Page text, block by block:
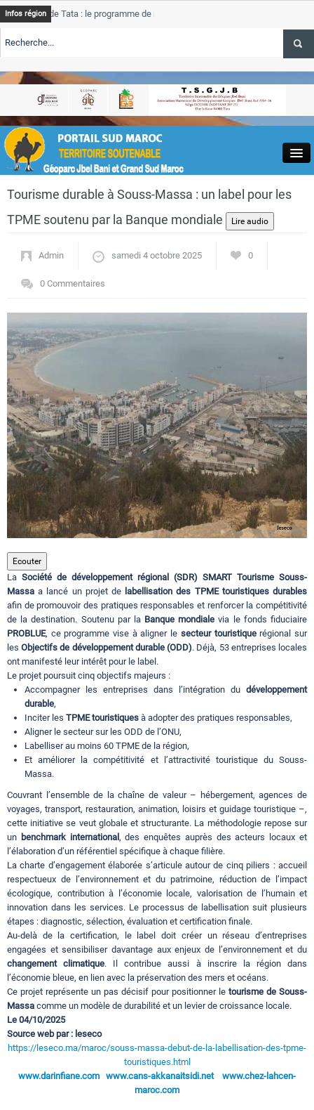
Close
Actualités
Circuits touristiques
Tourisme
Régions
Hotels
Evenements
Contact
Infos région
de Tata : le programme de rehabilitation post-inondations
TSGJB Tourisme : l’ONMT renforce l’aerien a Dakhla et
Tata
TSGJB Tourisme au Maroc : Transavia renforce les vols Paris-
Tourisme durable à Souss-Massa : un label pour les
TPME soutenu par la Banque mondiale
Admin samedi 4 octobre 2025 0
0 Commentaires
Ecouter
La Société de développement régional (SDR) SMART Tourisme Souss-
Massa a lancé un projet de labellisation des TPME touristiques durables
afin de promouvoir des pratiques responsables et renforcer la compétitivité
de la destination. Soutenu par la Banque mondiale via le fonds fiduciaire
PROBLUE, ce programme vise à aligner le secteur touristiquerégional sur
lesObjectifs de développement durable (ODD). Déjà, 53 entreprises locales
ont manifesté leur intérêt pour le label.
Le projet poursuit cinq objectifs majeurs :
Accompagner les entreprises dans l’intégration du développement
durable,
Inciter les TPME touristiques à adopter des pratiques responsables,
Aligner le secteur sur les ODD de l’ONU,
Labelliser au moins 60 TPME de la région,
Et améliorer la compétitivité et l’attractivité touristique du Souss-
Massa.
Couvrant l’ensemble de la chaîne de valeur – hébergement, agences de
voyages, transport, restauration, animation, loisirs et guidage touristique –,
cette initiative se veut globale et structurante. La méthodologie repose sur
un benchmark international , des enquêtes auprès des acteurs locaux et
l’élaboration d’un référentiel spécifique à chaque filière.
La charte d’engagement élaborée s’articule autour de cinq piliers : accueil
respectueux de l’environnement et du patrimoine, réduction de l’impact
écologique, contribution à l’économie locale, valorisation de l’humain et
innovation dans les services. Le processus de labellisation suit plusieurs
étapes : diagnostic, sélection, évaluation et certification finale.
Au-delà de la certification, le label doit créer un réseau d’entreprises
engagées et sensibiliser davantage aux enjeux de l’environnement et du
changement climatique. Il contribue aussi à inscrire la région dans
l’économie bleue, en lien avec la préservation des mers et océans.
Ce projet représente un pas décisif pour positionner le tourisme de Souss-
Massa comme un modèle de durabilité et un levier de croissance locale.
Le 04/10/2025
Source web par : leseco
https://leseco.ma/maroc/souss-massa-debut-de-la-labellisation-des-tpme-
touristiques.html
www.darinfiane.com www.cans-akkanaitsidi.net
www.chez-lahcen-
maroc.com